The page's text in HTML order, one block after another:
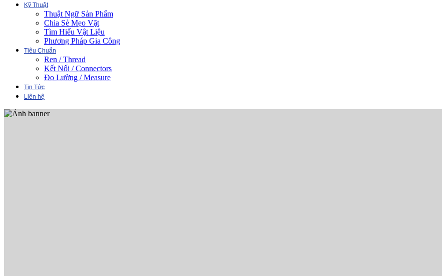
Kỹ Thuật
Thuật Ngữ Sản Phẩm
Chia Sẻ Mẹo Vặt
Tìm Hiểu Vật Liệu
Phương Pháp Gia Công
Tiêu Chuẩn
Ren / Thread
Kết Nối / Connectors
Đo Lường / Measure
Tin Tức
Liên hệ